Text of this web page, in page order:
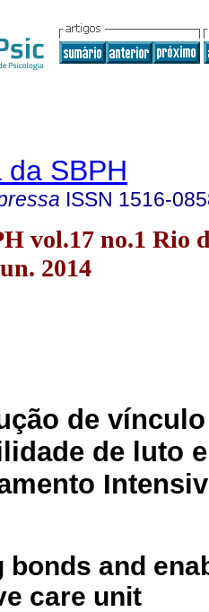
da SBPH
ISSN 1516-
vol.17 no.1 Rio
2014
de
de luto
bonds and
care unit